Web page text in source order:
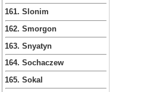
161. Slonim
162. Smorgon
163. Snyatyn
164. Sochaczew
165. Sokal